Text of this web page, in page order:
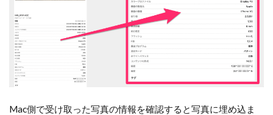
Mac側で受け取った写真の情報を確認すると写真に埋め込ま